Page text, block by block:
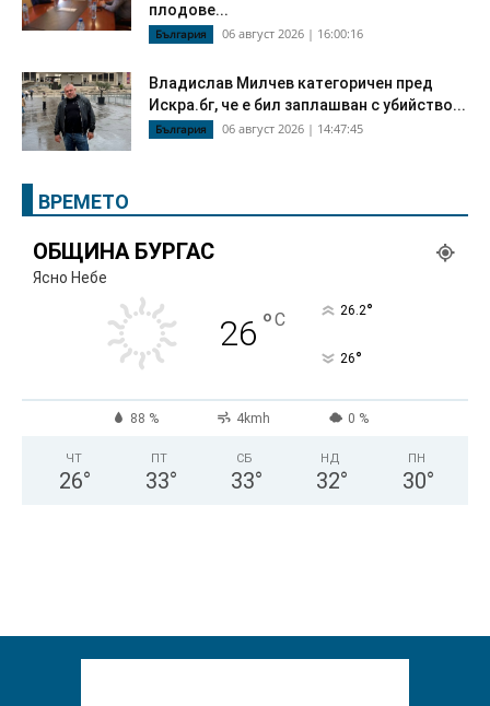
плодове...
България 06 август 2026 | 16:00:16
Владислав Милчев категоричен пред
Искра.бг, че е бил заплашван с убийство...
България 06 август 2026 | 14:47:45
ВРЕМЕТО
ОБЩИНА БУРГАС
Ясно Небе
26 °C 26.2°
26°
88 % 4kmh 0 %
ЧТ
26°
ПТ
33°
СБ
33°
НД
32°
ПН
30°